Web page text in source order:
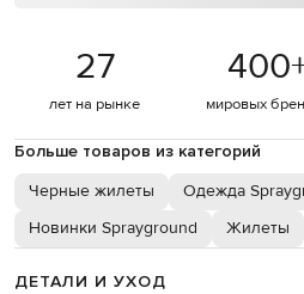
27
лет на рынке
400
мировых
Больше товаров из категорий
Черные жилеты
Одежда
Новинки Sprayground
Жилеты
ДЕТАЛИ И УХОД